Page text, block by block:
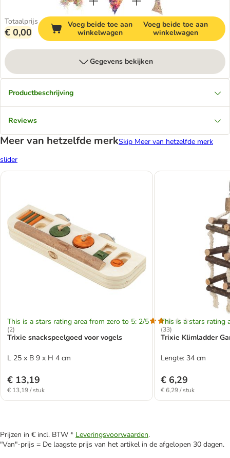
Totaalprijs
€ 0,00
Voeg beide toe aan
winkelwagen
Voeg beide toe aan
winkelwagen
Gegevens bekijken
Productbeschrijving
Reviews
Meer van hetzelfde merkSkip Meer van hetzelfde merk
slider
This is a stars rating area from zero to 5: 2/5
(2)
Trixie snackspeelgoed voor vogels
L 25 x B 9 x H 4 cm
€ 13,19
€ 13,19 / stuk
This is a stars rating
(33)
Trixie Klimladder
Lengte: 34 cm
€ 6,29
€ 6,29 / stuk
Prijzen in € incl. BTW * Leveringsvoorwaarden.
"Van"-prijs = De laagste prijs van het artikel in de afgelopen 30 dagen.